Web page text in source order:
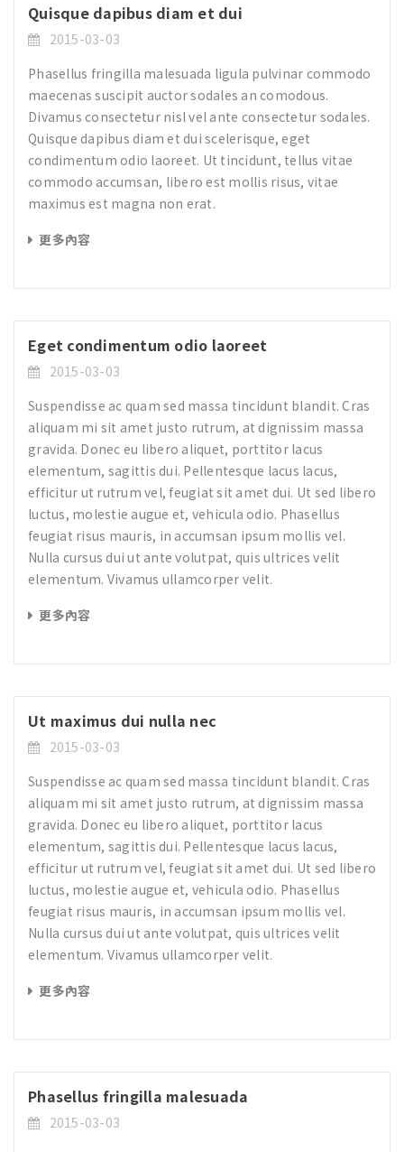
Quisque dapibus diam et dui
2015-03-03
Phasellus fringilla malesuada ligula pulvinar commodo
maecenas suscipit auctor sodales an comodous.
Divamus consectetur nisl vel ante consectetur sodales.
Quisque dapibus diam et dui scelerisque, eget
condimentum odio laoreet. Ut tincidunt, tellus vitae
commodo accumsan, libero est mollis risus, vitae
maximus est magna non erat.
更多內容
Eget condimentum odio laoreet
2015-03-03
Suspendisse ac quam sed massa tincidunt blandit. Cras
aliquam mi sit amet justo rutrum, at dignissim massa
gravida. Donec eu libero aliquet, porttitor lacus
elementum, sagittis dui. Pellentesque lacus lacus,
efficitur ut rutrum vel, feugiat sit amet dui. Ut sed libero
luctus, molestie augue et, vehicula odio. Phasellus
feugiat risus mauris, in accumsan ipsum mollis vel.
Nulla cursus dui ut ante volutpat, quis ultrices velit
elementum. Vivamus ullamcorper velit.
更多內容
Ut maximus dui nulla nec
2015-03-03
Suspendisse ac quam sed massa tincidunt blandit. Cras
aliquam mi sit amet justo rutrum, at dignissim massa
gravida. Donec eu libero aliquet, porttitor lacus
elementum, sagittis dui. Pellentesque lacus lacus,
efficitur ut rutrum vel, feugiat sit amet dui. Ut sed libero
luctus, molestie augue et, vehicula odio. Phasellus
feugiat risus mauris, in accumsan ipsum mollis vel.
Nulla cursus dui ut ante volutpat, quis ultrices velit
elementum. Vivamus ullamcorper velit.
更多內容
Phasellus fringilla malesuada
2015-03-03